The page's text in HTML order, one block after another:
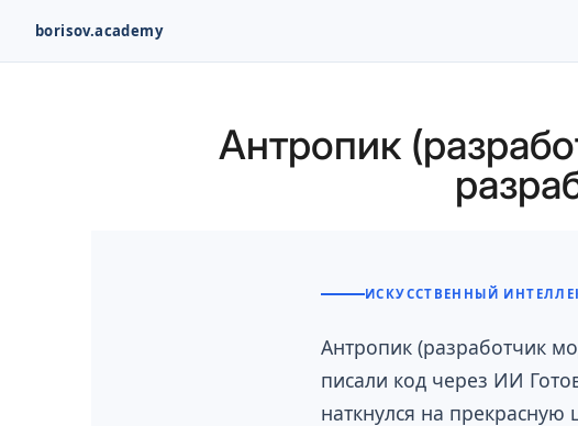
borisov.academy
Антропик
ИСКУССТВЕННЫЙ
Антропик (разработчик
писали код через ИИ
наткнулся на